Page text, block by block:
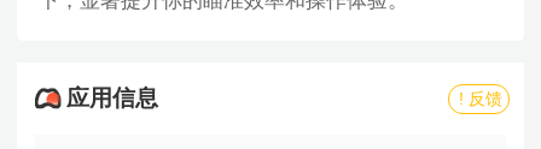
应用信息 ! 反馈